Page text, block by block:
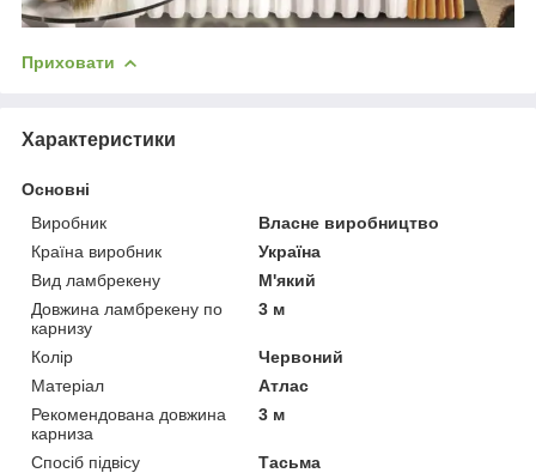
Приховати
Характеристики
Основні
Виробник
Власне виробництво
Країна виробник
Україна
Вид ламбрекену
М'який
Довжина ламбрекену по
карнизу
3 м
Колір
Червоний
Матеріал
Атлас
Рекомендована довжина
карниза
3 м
Спосіб підвісу Тасьма